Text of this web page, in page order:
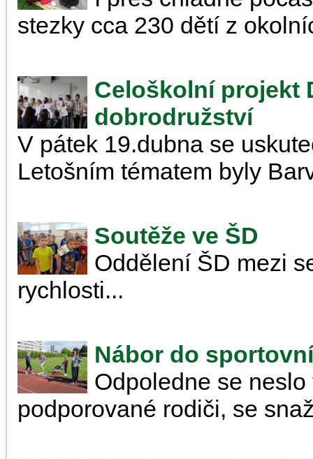
stezky cca 230 dětí z
Celoškolní projekt
dobrodružství
V pátek 19.dubna se
Letošním tématem byly
Soutěže ve ŠD
Oddělení ŠD mezi
rychlosti...
Nábor do
Odpoledne se
podporované rodiči, se